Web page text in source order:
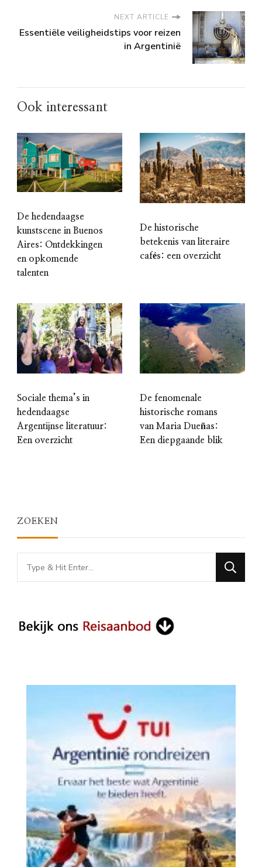
NEXT ARTICLE
Essentiële veiligheidstips voor reizen
in Argentinië
Ook interessant
De hedendaagse
kunstscene in Buenos
Aires: Ontdekkingen
en opkomende
talenten
De historische
betekenis van literaire
cafés: een overzicht
Sociale thema’s in
hedendaagse
Argentijnse literatuur:
Een overzicht
De fenomenale
historische romans
van Maria Dueñas:
Een diepgaande blik
ZOEKEN
Looking
for